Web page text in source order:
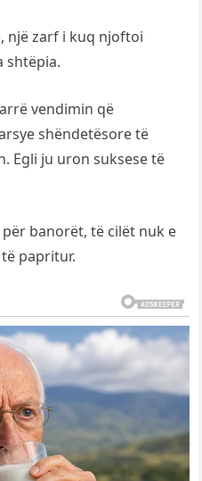
një zarf i kuq njoftoi
shtëpia.
vendimin që
shëndetësore të
Egli ju uron suksese të
banorët, të cilët nuk e
papritur.